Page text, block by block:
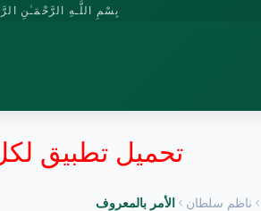
بِسْمِ اللَّـهِ الرَّحْمَـٰنِ
تحميل تطبيق
ناظم سلطان الأمر بالمعروف